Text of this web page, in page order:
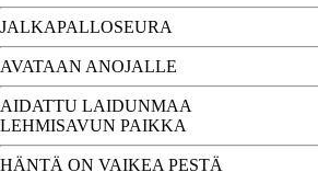
JALKAPALLOSEURA
AVATAAN ANOJALLE
AIDATTU LAIDUNMAA
LEHMISAVUN PAIKKA
HÄNTÄ ON VAIKEA PESTÄ